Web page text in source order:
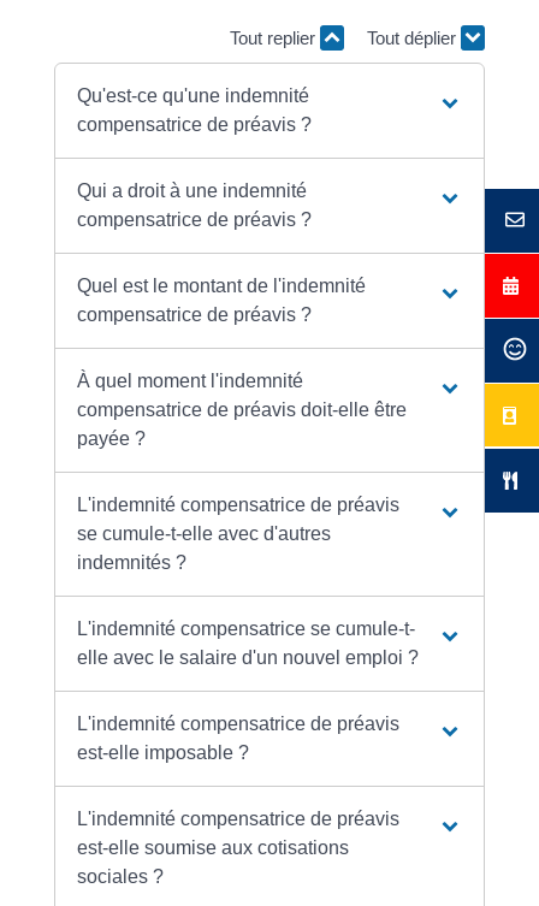
Tout replier Tout déplier
Qu'est-ce qu'une indemnité
compensatrice de préavis ?
Qui a droit à une indemnité
compensatrice de préavis ?
Quel est le montant de l'indemnité
compensatrice de préavis ?
À quel moment l'indemnité
compensatrice de préavis doit-elle être
payée ?
L'indemnité compensatrice de préavis
se cumule-t-elle avec d'autres
indemnités ?
L'indemnité compensatrice se cumule-t-
elle avec le salaire d'un nouvel emploi ?
L'indemnité compensatrice de préavis
est-elle imposable ?
L'indemnité compensatrice de préavis
est-elle soumise aux cotisations
sociales ?